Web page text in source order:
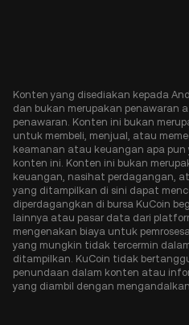
Konten yang disediakan kepada
dan bukan merupakan penawaran
penawaran. Konten ini bukan
untuk membeli, menjual, atau
keamanan atau keuangan apa pun
konten ini. Konten ini bukan
keuangan, nasihat perdagangan,
yang ditampilkan di sini dapat
diperdagangkan di bursa KuCoin
lainnya atau pasar data dari
mengenakan biaya untuk
yang mungkin tidak tercermin
ditampilkan. KuCoin tidak
penundaan dalam konten atau
yang diambil dengan